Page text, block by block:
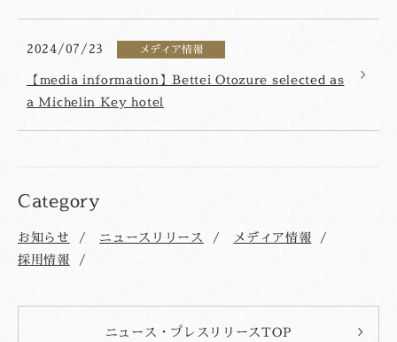
2024/07/23 メディア情報
【media information】Bettei Otozure selected as
a Michelin Key hotel
Category
お知らせ ニュースリリース
メディア情報
採用情報
ニュース・プレスリリースTOP